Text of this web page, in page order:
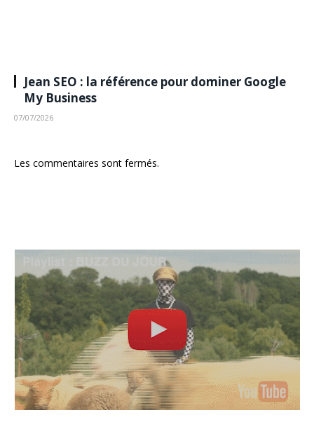
Jean SEO : la référence pour dominer Google
My Business
07/07/2026
Les commentaires sont fermés.